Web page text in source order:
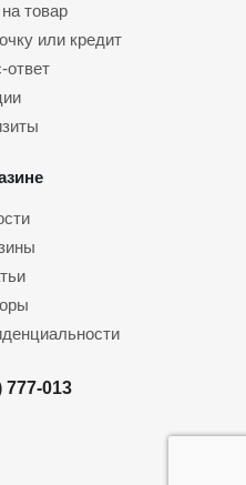
товар
или кредит
ответ
777-013